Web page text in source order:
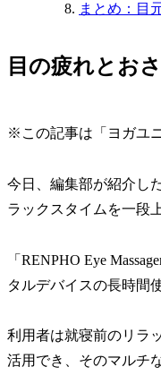
まとめ：目
目の疲れとお
※この記事は「ヨガユ
今日、編集部が紹介し
ラックスタイムを一段
「RENPHO Eye
タルデバイスの長時間
利用者は就寝前のリラ
活用でき、そのマルチ